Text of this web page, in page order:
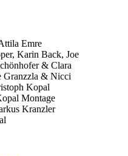
Emre
Karin Back, Joe
& Clara
Granzzla & Nicci
Kopal
Montage
Kranzler